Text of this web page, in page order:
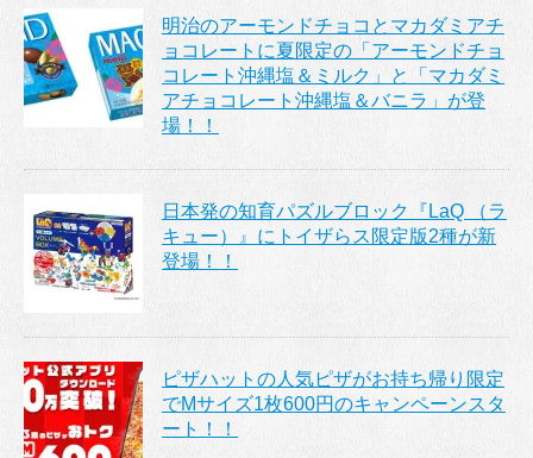
明治のアーモンドチョコとマカダミアチ
ョコレートに夏限定の「アーモンドチョ
コレート沖縄塩＆ミルク」と「マカダミ
アチョコレート沖縄塩＆バニラ」が登
場！！
日本発の知育パズルブロック『LaQ （ラ
キュー）』にトイザらス限定版2種が新
登場！！
ピザハットの人気ピザがお持ち帰り限定
でMサイズ1枚600円のキャンペーンスタ
ート！！